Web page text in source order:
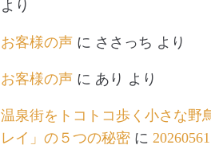
より
お客様の声 に ささっち より
お客様の声 に あり より
温泉街をトコトコ歩く小さな野
レイ」の５つの秘密 に